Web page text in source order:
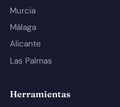
Murcia
Málaga
Alicante
Las Palmas
Herramientas